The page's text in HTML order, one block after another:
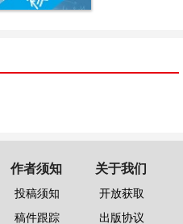
作者须知
投稿须知
稿件跟踪
关于我们
开放获取
出版协议